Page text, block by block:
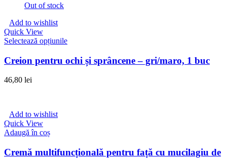
Out of stock
Add to wishlist
Quick View
Selectează opțiunileAcest
are
mai
produsului.
Creion pentru ochi și sprâncene – gri/maro, 1 buc
46,80 lei
Add to wishlist
Quick View
Adaugă în coș
Cremă multifuncțională pentru față cu mucilagiu de